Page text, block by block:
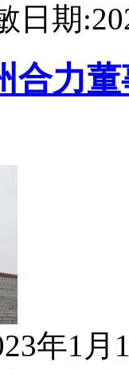
日期
合力
年1